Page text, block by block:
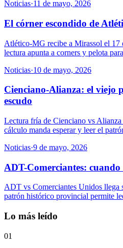
Noticias·11 de mayo, 2026
El córner escondido de
Atlético-MG recibe a Mirassol el 17
lectura apunta a corners y pelota
Noticias·10 de mayo, 2026
Cienciano-Alianza: el viejo
escudo
Lectura fría de Cienciano vs
cálculo manda esperar y leer el
Noticias·9 de mayo, 2026
ADT-Comerciantes:
ADT vs Comerciantes Unidos llega
patrón histórico provincial permite
Lo más leído
01